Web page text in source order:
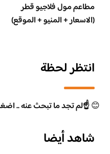
مطاعم مول فلاجيو قطر
(الاسعار + المنيو + الموقع)
انتظر لحظة
😊☝️لم تجد ما تبحث عنه ..
شاهد أيضا